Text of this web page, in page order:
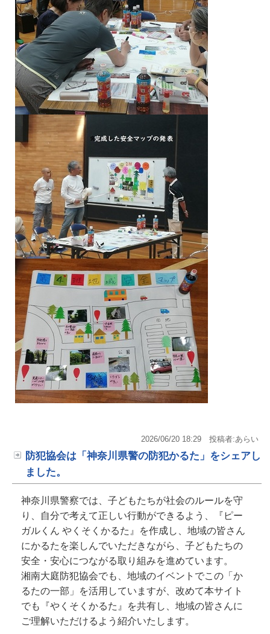
2026/06/20 18:29投稿者:あらい
防犯協会は「神奈川県警の防犯かるた」をシェアし
ました。
神奈川県警察では、子どもたちが社会のルールを守
り、自分で考えて正しい行動ができるよう、『ピー
ガルくん やくそくかるた』を作成し、地域の皆さん
にかるたを楽しんでいただきながら、子どもたちの
安全・安心につながる取り組みを進めています。
湘南大庭防犯協会でも、地域のイベントでこの「か
るたの一部」を活用していますが、改めて本サイト
でも『やくそくかるた』を共有し、地域の皆さんに
ご理解いただけるよう紹介いたします。